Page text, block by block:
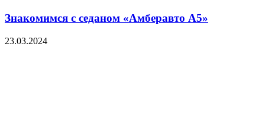
Знакомимся с седаном «Амберавто А5»
23.03.2024